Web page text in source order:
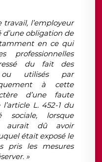
l’employeur
d’une obligation de
en ce qui
professionnelles
du fait des
ou utilisés par
à cette
d’une faute
L. 452-1 du
lorsque
aurait dû avoir
était exposé le
pris les mesures
»